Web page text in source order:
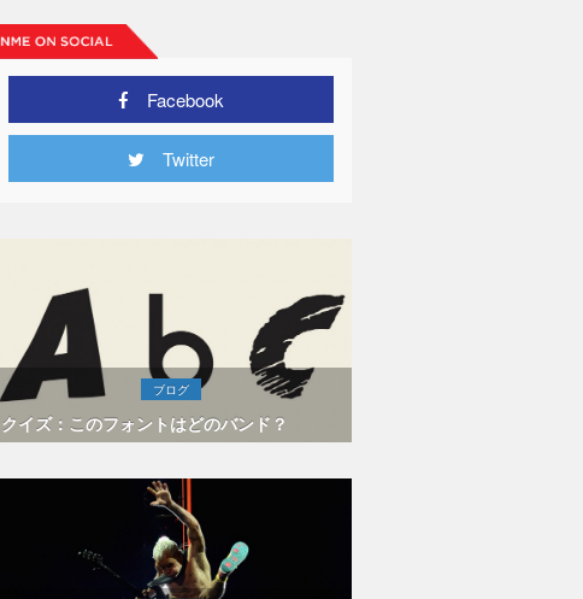
Facebook
Twitter
ブログ
クイズ：このフォントはどのバンド？